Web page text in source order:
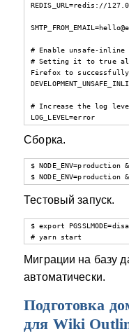
REDIS_URL=redis://
# Enable unsafe-
# Setting it to true
Firefox to
# Increase the log
LOG_LEVEL=error
Сборка.
$
$
Тестовый запуск.
$ export
# yarn start
Миграции на базу
автоматически.
Подготовка
для Wiki